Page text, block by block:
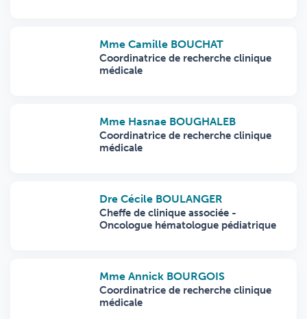
Mme Camille BOUCHAT
Coordinatrice de recherche clinique
médicale
Mme Hasnae BOUGHALEB
Coordinatrice de recherche clinique
médicale
Dre Cécile BOULANGER
Cheffe de clinique associée -
Oncologue hématologue pédiatrique
Mme Annick BOURGOIS
Coordinatrice de recherche clinique
médicale